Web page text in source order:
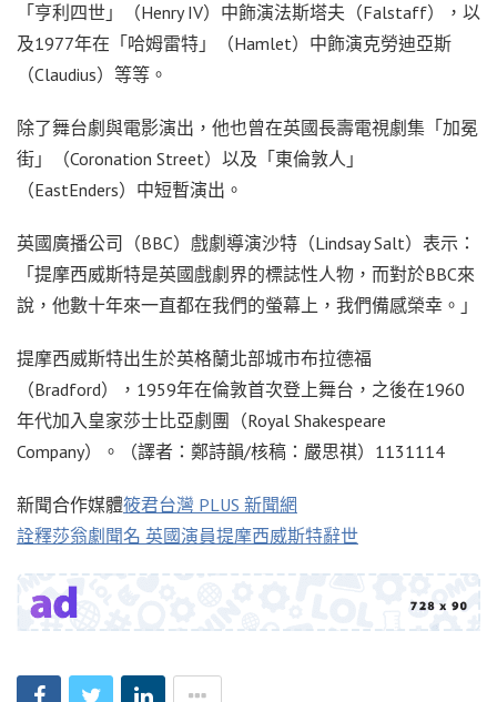
「亨利四世」（Henry IV）中飾演法斯塔夫（Falstaff），以
及1977年在「哈姆雷特」（Hamlet）中飾演克勞迪亞斯
（Claudius）等等。
除了舞台劇與電影演出，他也曾在英國長壽電視劇集「加冕
街」（Coronation Street）以及「東倫敦人」
（EastEnders）中短暫演出。
英國廣播公司（BBC）戲劇導演沙特（Lindsay Salt）表示：
「提摩西威斯特是英國戲劇界的標誌性人物，而對於BBC來
說，他數十年來一直都在我們的螢幕上，我們備感榮幸。」
提摩西威斯特出生於英格蘭北部城市布拉德福
（Bradford），1959年在倫敦首次登上舞台，之後在1960
年代加入皇家莎士比亞劇團（Royal Shakespeare
Company）。（譯者：鄭詩韻/核稿：嚴思祺）1131114
新聞合作媒體筱君台灣 PLUS 新聞網
詮釋莎翁劇聞名 英國演員提摩西威斯特辭世